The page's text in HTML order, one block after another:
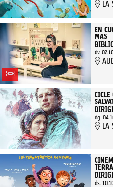
LA
EN
MAS
dv.
CICLE
dg.
LA
ds.